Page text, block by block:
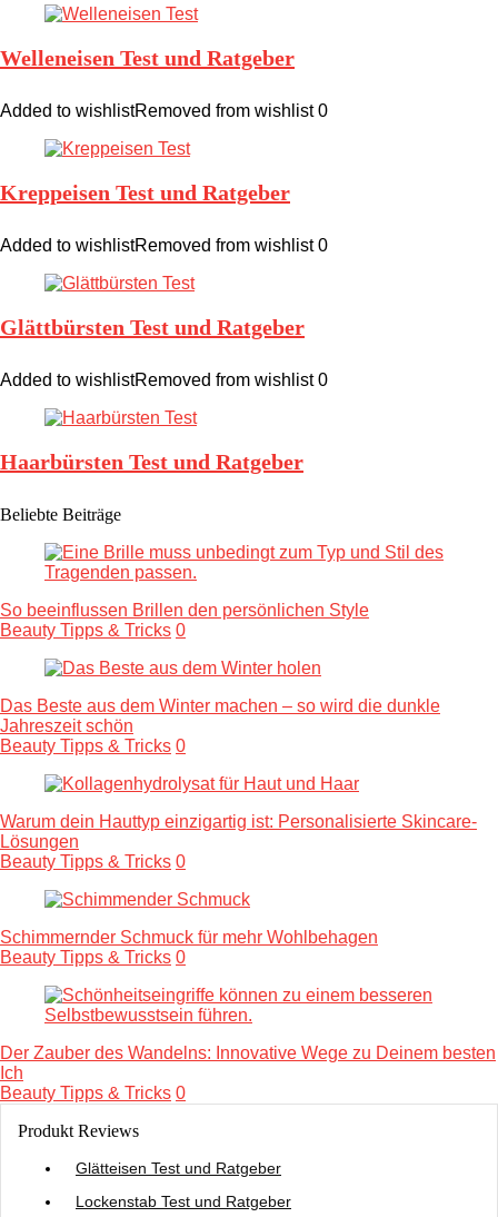
Welleneisen Test und Ratgeber
Added to wishlistRemoved from wishlist 0
Kreppeisen Test und Ratgeber
Added to wishlistRemoved from wishlist 0
Glättbürsten Test und Ratgeber
Added to wishlistRemoved from wishlist 0
Haarbürsten Test und Ratgeber
Beliebte Beiträge
So beeinflussen Brillen den persönlichen Style
Beauty Tipps & Tricks 0
Das Beste aus dem Winter machen – so wird die dunkle
Jahreszeit schön
Beauty Tipps & Tricks 0
Warum dein Hauttyp einzigartig ist: Personalisierte Skincare-
Lösungen
Beauty Tipps & Tricks 0
Schimmernder Schmuck für mehr Wohlbehagen
Beauty Tipps & Tricks 0
Der Zauber des Wandelns: Innovative Wege zu Deinem besten
Ich
Beauty Tipps & Tricks 0
Produkt Reviews
Glätteisen Test und Ratgeber
Lockenstab Test und Ratgeber